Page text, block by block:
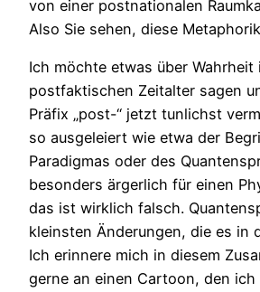
von einer postnationalen
Also Sie sehen, diese
Ich möchte etwas über Wahrheit
postfaktischen Zeitalter sagen
Präfix „post-“ jetzt tunlichst
so ausgeleiert wie etwa der
Paradigmas oder des
besonders ärgerlich für einen
das ist wirklich falsch.
kleinsten Änderungen, die es in
Ich erinnere mich in diesem
gerne an einen Cartoon, den